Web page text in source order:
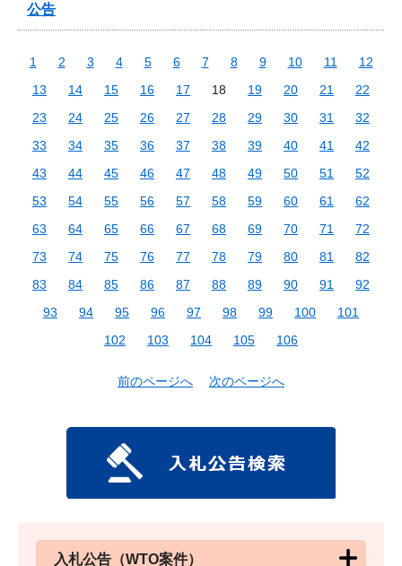
公告
1 2 3 4 5 6 7 8 9 10 11
12
13
14 15 16 17 18 19 20 21
22
23
24 25 26 27 28 29 30 31
32
33
34 35 36 37 38 39 40 41
42
43
44 45 46 47 48 49 50 51
52
53
54 55 56 57 58 59 60 61
62
63
64 65 66 67 68 69 70 71
72
73
74 75 76 77 78 79 80 81
82
83
84 85 86 87 88 89 90 91
92
93
94 95 96 97 98 99 100
101
102
103 104 105 106
前のページへ 次のページへ
入札公告（WTO案件）